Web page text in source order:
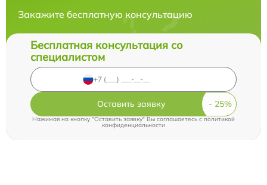
Закажите бесплатную консультацию
Бесплатная консультация со
специалистом
Оставить заявку
Нажимая на кнопку "Оставить заявку" Вы соглашаетесь cполитикой
конфиденциальности